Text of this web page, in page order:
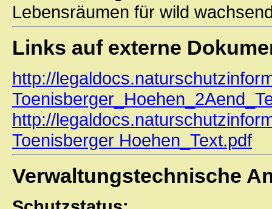
Lebensräumen für wild
Links auf externe
http://
http://
Toenisberger Hoehen_Text.pdf
Verwaltungstechnische